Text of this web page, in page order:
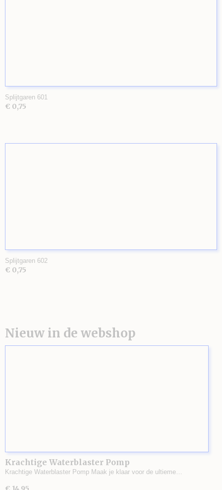
Splijtgaren 601
€ 0,75
Splijtgaren 602
€ 0,75
Nieuw in de webshop
Krachtige Waterblaster Pomp
Krachtige Waterblaster Pomp Maak je klaar voor de ultieme…